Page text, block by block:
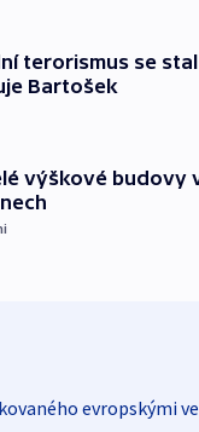
terorismus se
Bartošek
výškové budovy
evropskými